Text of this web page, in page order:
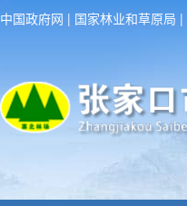
中国政府网 | 国家林业和草原局 |